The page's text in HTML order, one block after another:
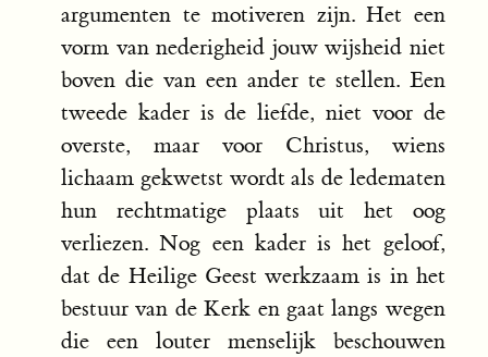
argumenten te motiveren zijn. Het een
vorm van nederigheid jouw wijsheid niet
boven die van een ander te stellen. Een
tweede kader is de liefde, niet voor de
overste, maar voor Christus, wiens
lichaam gekwetst wordt als de ledematen
hun rechtmatige plaats uit het oog
verliezen. Nog een kader is het geloof,
dat de Heilige Geest werkzaam is in het
bestuur van de Kerk en gaat langs wegen
die een louter menselijk beschouwen